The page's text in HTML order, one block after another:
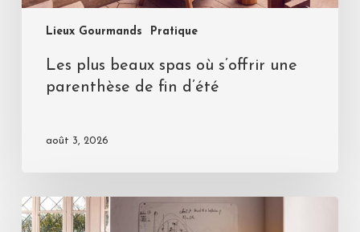
Lieux Gourmands Pratique
Les plus beaux spas où s’offrir une
parenthèse de fin d’été
août 3, 2026